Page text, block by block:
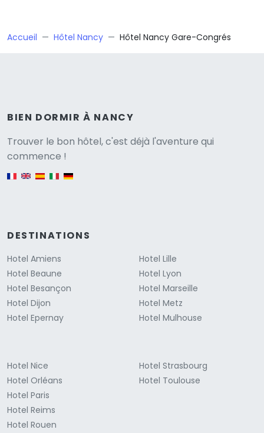
Accueil Hôtel Nancy Hôtel Nancy Gare-Congrés
BIEN DORMIR À NANCY
Trouver le bon hôtel, c'est déjà l'aventure qui
commence !
DESTINATIONS
Hotel Amiens
Hotel Beaune
Hotel Besançon
Hotel Dijon
Hotel Epernay
Hotel Lille
Hotel Lyon
Hotel Marseille
Hotel Metz
Hotel Mulhouse
Hotel Nice
Hotel Orléans
Hotel Paris
Hotel Reims
Hotel Rouen
Hotel Strasbourg
Hotel Toulouse